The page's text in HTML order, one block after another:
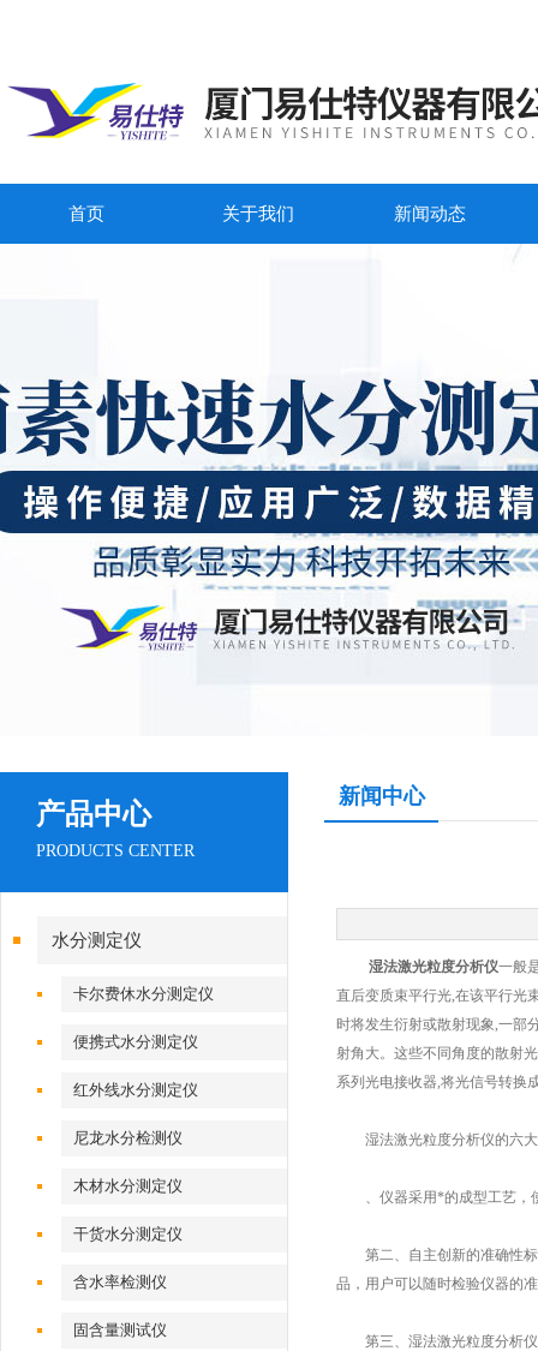
首页 关于我们 新闻动态
产品中心
PRODUCTS CENTER
水分测定仪
卡尔费休水分测定仪
便携式水分测定仪
红外线水分测定仪
尼龙水分检测仪
木材水分测定仪
干货水分测定仪
含水率检测仪
固含量测试仪
新闻中心
湿法激光粒度分析仪一般
直后变质束平行光,在该平行光
时将发生衍射或散射现象,一部
射角大。这些不同角度的散射
系列光电接收器,将光信号转换
湿法激光粒度分析仪的六
、仪器采用*的成型工艺，使
第二、自主创新的准确性标
品，用户可以随时检验仪器的
第三、湿法激光粒度分析仪